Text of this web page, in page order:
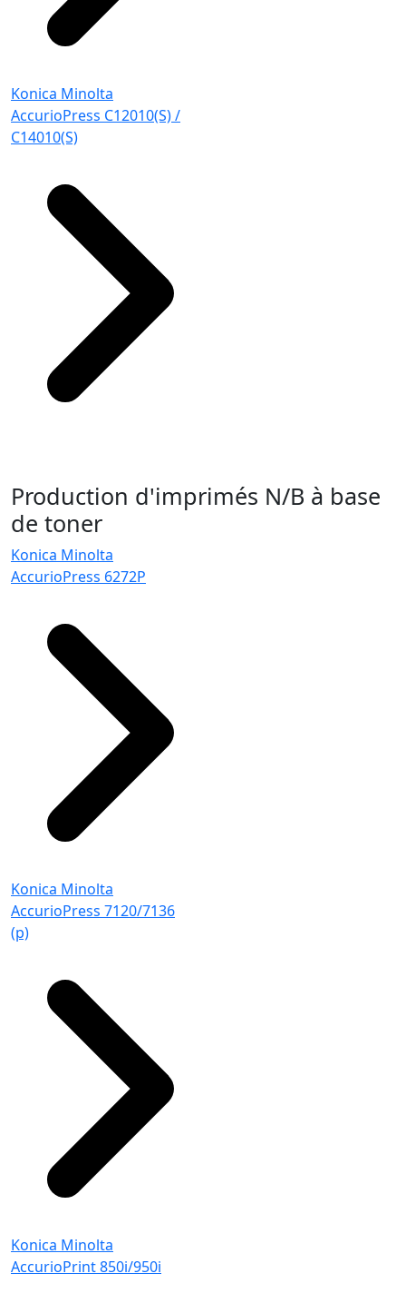
Konica Minolta
AccurioPress C12010(S) /
C14010(S)
Production d'imprimés N/B à base
de toner
Konica Minolta
AccurioPress 6272P
Konica Minolta
AccurioPress 7120/7136
(p)
Konica Minolta
AccurioPrint 850i/950i